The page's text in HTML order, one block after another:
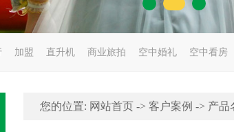
加盟 直升机 商业旅拍 空中婚礼 空中看房
您的位置: 网站首页 -> 客户案例 -> 产品